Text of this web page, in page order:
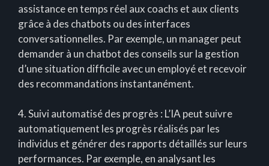
assistance en temps réel aux coachs et aux clients
grâce à des chatbots ou des interfaces
conversationnelles. Par exemple, un manager peut
demander à un chatbot des conseils sur la gestion
d’une situation difficile avec un employé et recevoir
des recommandations instantanément.
4. Suivi automatisé des progrès : L’IA peut suivre
automatiquement les progrès réalisés par les
individus et générer des rapports détaillés sur leurs
performances. Par exemple, en analysant les